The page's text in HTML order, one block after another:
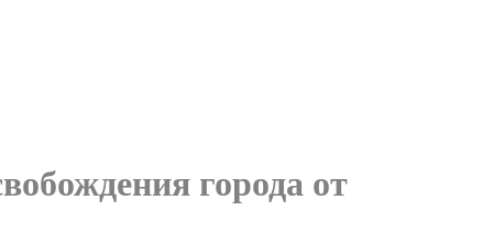
города от